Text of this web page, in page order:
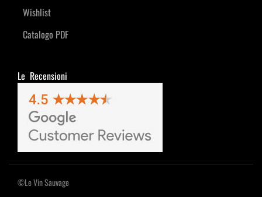
Wishlist
Catalogo PDF
Le Recensioni
©Le Vin Sauvage